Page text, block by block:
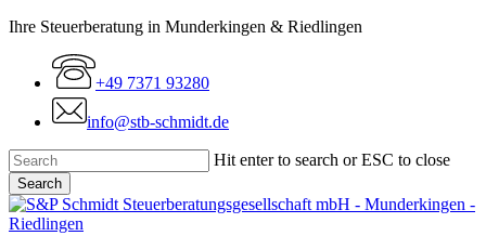
Skip
content
Ihre Steuerberatung in Munderkingen & Riedlingen
+49 7371 93280
info@stb-schmidt.de
Hit enter to search or ESC to close
Search
Close
Search